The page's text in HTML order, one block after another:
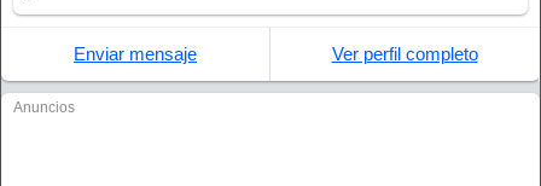
Enviar mensaje Ver perfil completo
Anuncios